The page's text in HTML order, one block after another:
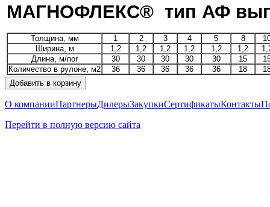
МАГНОФЛЕКС® тип АФ
Толщина, мм 1 2 3 4 5 8
Ширина, м
1,2 1,2 1,2 1,2 1,2 1,2
Длина, м/пог
30 30 30 30 30 15
Количество в рулоне, м2
36 36 36 36 36 18
О компанииПартнерыДилерыЗакупкиСертификатыКонтакты
Перейти в полную версию сайта